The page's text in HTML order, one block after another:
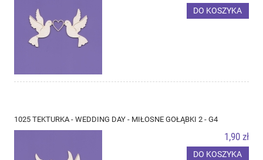
DO KOSZYKA
1025 TEKTURKA - WEDDING DAY - MIŁOSNE GOŁĄBKI 2 - G4
1,90 zł
DO KOSZYKA